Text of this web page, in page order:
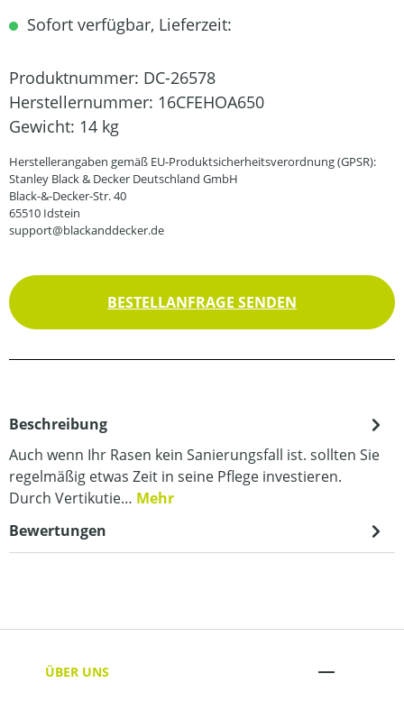
Sofort verfügbar, Lieferzeit:
Produktnummer: DC-26578
Herstellernummer: 16CFEHOA650
Gewicht: 14 kg
Herstellerangaben gemäß EU-Produktsicherheitsverordnung (GPSR):
Stanley Black & Decker Deutschland GmbH
Black-&-Decker-Str. 40
65510 Idstein
support@blackanddecker.de
BESTELLANFRAGE SENDEN
Beschreibung
Auch wenn Ihr Rasen kein Sanierungsfall ist. sollten Sie
regelmäßig etwas Zeit in seine Pflege investieren.
Durch Vertikutie… Mehr
Bewertungen
ÜBER UNS